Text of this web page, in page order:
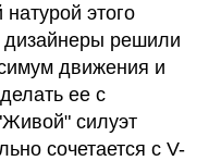
этого
дизайнеры решили
движения и
ее с
силуэт
сочетается с V-